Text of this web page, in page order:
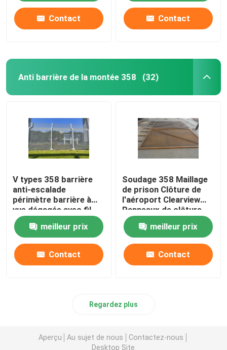
Contact Contact
Anti barrière de la montée 358 (32)
V types 358 barrière
anti-escalade
périmètre barrière à
vue dégagée avec fil
barbelé au sommet
meilleur prix
Contact
Soudage 358 Maillage
de prison Clôture de
l'aéroport Clearview
Panneaux de clôture
meilleur prix
Contact
Regardez plus
Aperçu Au sujet de nous
Contactez-nous
Desktop Site